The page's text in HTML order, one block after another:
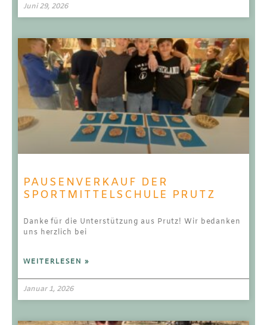
Juni 29, 2026
PAUSENVERKAUF DER
SPORTMITTELSCHULE PRUTZ
Danke für die Unterstützung aus Prutz! Wir bedanken
uns herzlich bei
WEITERLESEN »
Januar 1, 2026